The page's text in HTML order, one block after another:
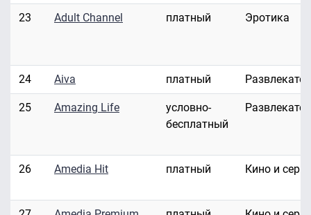
23 Adult Channel платный Эротика
24 Aiva платный
25 Amazing Life
условно-
бесплатный
26 Amedia Hit платный Кино и